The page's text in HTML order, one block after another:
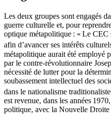
Les deux groupes sont engagés
guerre culturelle et, pour
optique métapolitique : « Le CEC
afin d’avancer ses intérêts
métapolitique aurait été employé
par le contre-révolutionnaire
nécessité de lutter pour la
soubassement intellectuel des
dans le nationalisme traditionaliste
est revenue, dans les années
politique, avec la Nouvelle